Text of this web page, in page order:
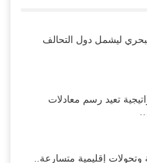
ليشمل دول التحالف
تعيد رسم معادلات
إقليمية متسارعة..